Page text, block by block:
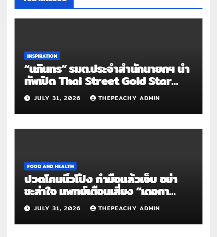
INSPIRATION
“นภินทร” รมต.ประจำสำนักนายกฯ นำ
ทัพเปิด Thai Street Gold Star
Roadshow 3 จังหวัดต้นแบบ
JULY 31, 2026 THEPEACHY ADMIN
FOOD AND HEALTH
ปวดโคนนิ้วโป้ง กำมือแล้วเจ็บ อย่า
ชะล่าใจ แพทย์เตือนเสี่ยง “เดอกา
แวง” โรคปลอกหุ้มเอ็นอักเสบจากการ
ใช้งานซ้ำ
JULY 31, 2026 THEPEACHY ADMIN